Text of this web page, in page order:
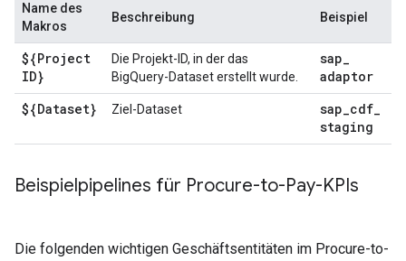
Name des
Makros
Beschreibung Beispiel
${Project
ID}
Die Projekt-ID, in der das
BigQuery-Dataset erstellt wurde.
sap_
adaptor
${Dataset}
Ziel-Dataset sap_cdf_
staging
Beispielpipelines für Procure-to-Pay-KPIs
Die folgenden wichtigen Geschäftsentitäten im Procure-to-